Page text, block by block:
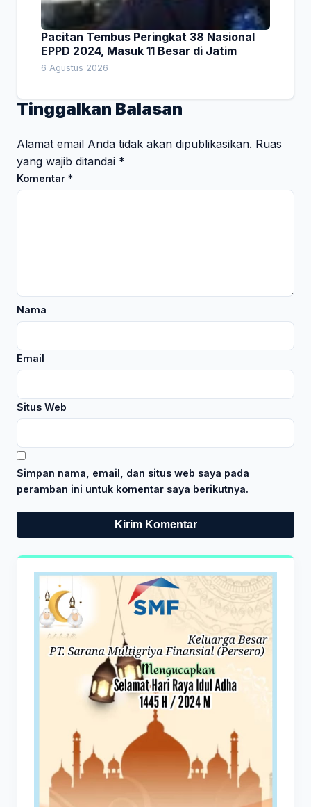
Pacitan Tembus Peringkat 38 Nasional
EPPD 2024, Masuk 11 Besar di Jatim
6 Agustus 2026
Tinggalkan Balasan
Alamat email Anda tidak akan dipublikasikan. Ruas
yang wajib ditandai *
Komentar *
Nama
Email
Situs Web
Simpan nama, email, dan situs web saya pada
peramban ini untuk komentar saya berikutnya.